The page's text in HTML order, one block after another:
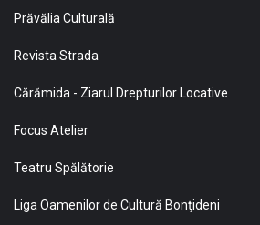
Prăvălia Culturală
Revista Strada
Cărămida - Ziarul Drepturilor Locative
Focus Atelier
Teatru Spălătorie
Liga Oamenilor de Cultură Bonţideni